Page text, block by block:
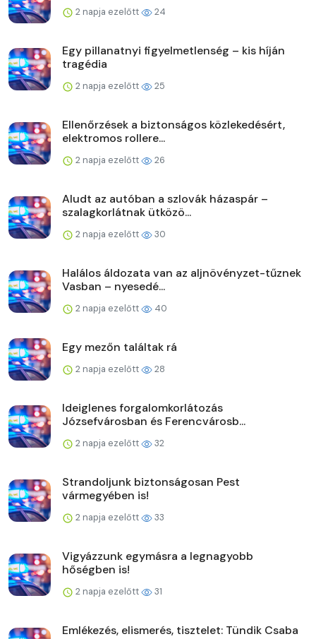
2 napja ezelőtt 24
Egy pillanatnyi figyelmetlenség – kis híján
tragédia
2 napja ezelőtt 25
Ellenőrzések a biztonságos közlekedésért,
elektromos rollere...
2 napja ezelőtt 26
Aludt az autóban a szlovák házaspár –
szalagkorlátnak ütközö...
2 napja ezelőtt 30
Halálos áldozata van az aljnövényzet-tűznek
Vasban – nyesedé...
2 napja ezelőtt 40
Egy mezőn találtak rá
2 napja ezelőtt 28
Ideiglenes forgalomkorlátozás
Józsefvárosban és Ferencvárosb...
2 napja ezelőtt 32
Strandoljunk biztonságosan Pest
vármegyében is!
2 napja ezelőtt 33
Vigyázzunk egymásra a legnagyobb
hőségben is!
2 napja ezelőtt 31
Emlékezés, elismerés, tisztelet: Tündik Csaba